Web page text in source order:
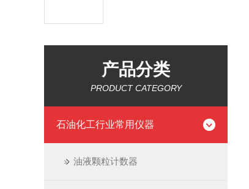
产品分类
PRODUCT CATEGORY
石油化工行业常用仪器
油液颗粒计数器